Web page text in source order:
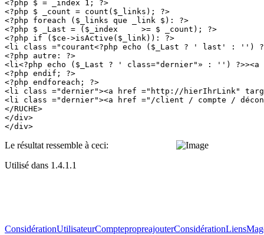
<?php $ = _index 1; ?>
<?php $ _count = count($_links); ?>
<?php foreach ($_links que _link $): ?>
<?php $ _Last = ($_index     >= $ _count); ?>
<?php if ($ce->isActive($_link)): ?>
<li class ="courant<?php echo ($_Last ?
' last'
: '')
<?php autre: ?>
<li<?php echo ($_Last ?
' class="dernier"» : '') ?>><a
<?php endif; ?>
<?php endforeach; ?>
<li class ="dernier"><a href ="http://hierIhrLink"
<li class ="dernier"><a href ="/client / compte /
</RUCHE>
</div>
</div>
Le résultat ressemble à ceci:
Utilisé dans 1.4.1.1
ConsidérationUtilisateurComptepropreajouterConsidérationLiens